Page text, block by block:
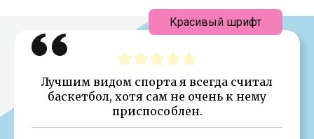
Лучшим видом спорта я всегда считал
баскетбол, хотя сам не очень к нему
приспособлен.
Красивый шрифт